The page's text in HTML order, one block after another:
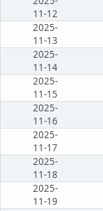
11-12
2025-
11-13
2025-
11-14
2025-
11-15
2025-
11-16
2025-
11-17
2025-
11-18
2025-
11-19